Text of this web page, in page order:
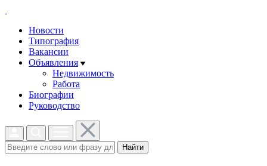
Новости
Типография
Вакансии
Объявления
Недвижимость
Работа
Биографии
Руководство
Найти